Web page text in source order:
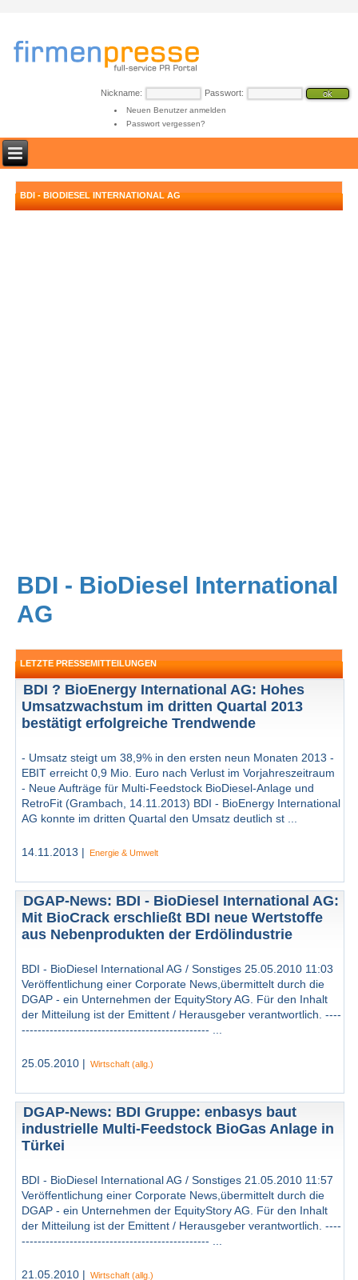
Nickname: Passwort:
Neuen Benutzer anmelden
Passwort vergessen?
BDI - BIODIESEL INTERNATIONAL AG
BDI - BioDiesel International
AG
LETZTE PRESSEMITTEILUNGEN
BDI ? BioEnergy International AG: Hohes
Umsatzwachstum im dritten Quartal 2013
bestätigt erfolgreiche Trendwende
- Umsatz steigt um 38,9% in den ersten neun Monaten 2013 -
EBIT erreicht 0,9 Mio. Euro nach Verlust im Vorjahreszeitraum
- Neue Aufträge für Multi-Feedstock BioDiesel-Anlage und
RetroFit (Grambach, 14.11.2013) BDI - BioEnergy International
AG konnte im dritten Quartal den Umsatz deutlich st ...
14.11.2013 | Energie & Umwelt
DGAP-News: BDI - BioDiesel International AG:
Mit BioCrack erschließt BDI neue Wertstoffe
aus Nebenprodukten der Erdölindustrie
BDI - BioDiesel International AG / Sonstiges 25.05.2010 11:03
Veröffentlichung einer Corporate News,übermittelt durch die
DGAP - ein Unternehmen der EquityStory AG. Für den Inhalt
der Mitteilung ist der Emittent / Herausgeber verantwortlich. ----
----------------------------------------------- ...
25.05.2010 | Wirtschaft (allg.)
DGAP-News: BDI Gruppe: enbasys baut
industrielle Multi-Feedstock BioGas Anlage in
Türkei
BDI - BioDiesel International AG / Sonstiges 21.05.2010 11:57
Veröffentlichung einer Corporate News,übermittelt durch die
DGAP - ein Unternehmen der EquityStory AG. Für den Inhalt
der Mitteilung ist der Emittent / Herausgeber verantwortlich. ----
----------------------------------------------- ...
21.05.2010 | Wirtschaft (allg.)